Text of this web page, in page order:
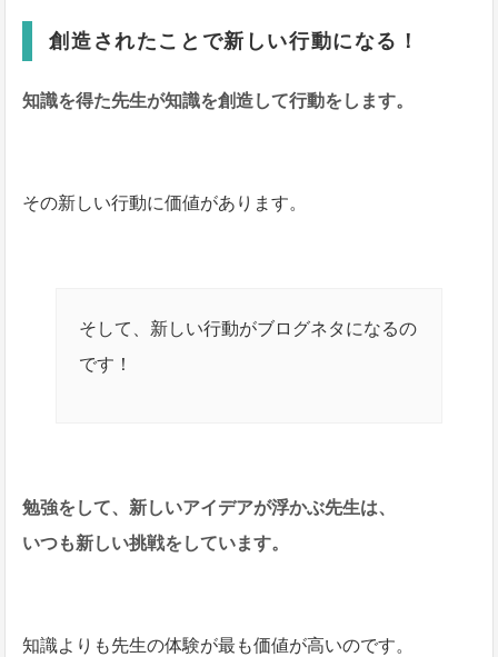
創造されたことで新しい行動になる！
知識を得た先生が知識を創造して行動をします。
その新しい行動に価値があります。
そして、新しい行動がブログネタになるの
です！
勉強をして、新しいアイデアが浮かぶ先生は、
いつも新しい挑戦をしています。
知識よりも先生の体験が最も価値が高いのです。